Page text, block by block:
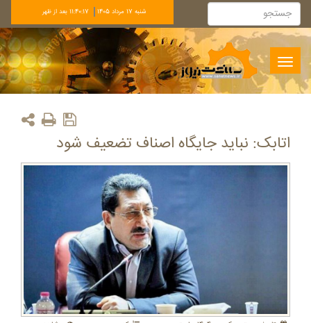
شنبه 17 مرداد 1405 11:40:18 بعد از ظهر
Toggle
navigation
اتابک: نباید جایگاه اصناف تضعیف شود